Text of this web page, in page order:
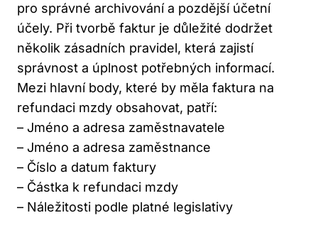
pro správné archivování a pozdější účetní
účely. Při tvorbě faktur je důležité dodržet
několik zásadních pravidel, která zajistí
správnost a úplnost potřebných informací.
Mezi hlavní body, které by měla faktura na
refundaci mzdy obsahovat, patří:
– Jméno a adresa zaměstnavatele
– Jméno a adresa zaměstnance
– Číslo a datum faktury
– Částka k refundaci mzdy
– Náležitosti podle platné legislativy